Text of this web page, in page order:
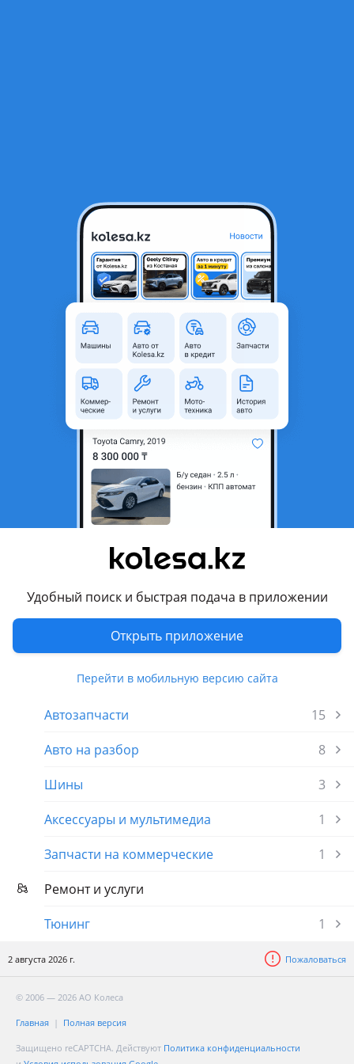
Удобный поиск и быстрая подача в приложении
Открыть приложение
Перейти в мобильную версию сайта
Toyota Camry 2007 года
Алматы, Алматинская
область
Toyota
Camry
Комментарий продавца
Камри 40 на запчасти! Привозная из Японии!
Перевести
Борис
Магазины запчастей и авторазборы
Автозапчасти
15
Авто на разбор
8
Шины
3
Аксессуары и мультимедиа
1
Запчасти на коммерческие
1
Ремонт и услуги
Тюнинг
1
2 августа 2026 г. Пожаловаться
© 2006 — 2026 АО Колеса
Главная Полная версия
Защищено reCAPTCHA. Действуют Политика конфиденциальности